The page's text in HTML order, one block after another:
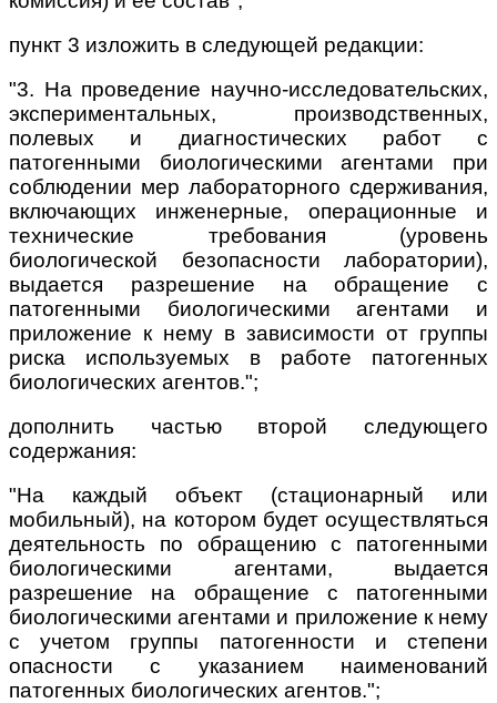
пункт 3 изложить в следующей редакции:
"3. На проведение научно-исследовательских,
экспериментальных, производственных,
полевых и диагностических работ с
патогенными биологическими агентами при
соблюдении мер лабораторного сдерживания,
включающих инженерные, операционные и
технические требования (уровень
биологической безопасности лаборатории),
выдается разрешение на обращение с
патогенными биологическими агентами и
приложение к нему в зависимости от группы
риска используемых в работе патогенных
биологических агентов.";
дополнить частью второй следующего
содержания:
"На каждый объект (стационарный или
мобильный), на котором будет осуществляться
деятельность по обращению с патогенными
биологическими агентами, выдается
разрешение на обращение с патогенными
биологическими агентами и приложение к нему
с учетом группы патогенности и степени
опасности с указанием наименований
патогенных биологических агентов.";